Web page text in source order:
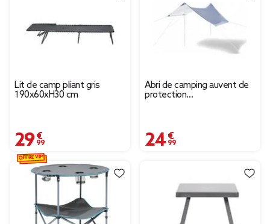
Lit de camp pliant gris
190x60xH30 cm
29,99 €
Abri de camping auvent de
protection
24,99 €
OFFRE VIP